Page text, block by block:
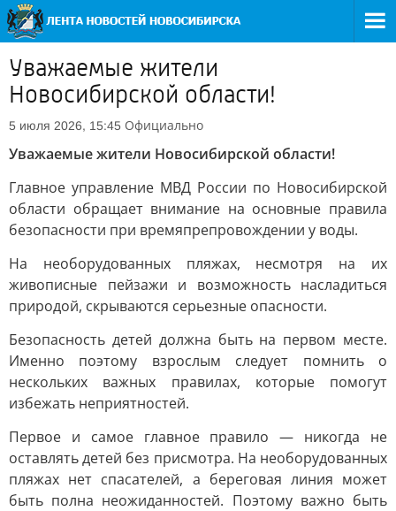
Уважаемые жители
Новосибирской области!
5 июля 2026, 15:45 Официально
Уважаемые жители Новосибирской области!
Главное управление МВД России по Новосибирской
области обращает внимание на основные правила
безопасности при времяпрепровождении у воды.
На необорудованных пляжах, несмотря на их
живописные пейзажи и возможность насладиться
природой, скрываются серьезные опасности.
Безопасность детей должна быть на первом месте.
Именно поэтому взрослым следует помнить о
нескольких важных правилах, которые помогут
избежать неприятностей.
Первое и самое главное правило — никогда не
оставлять детей без присмотра. На необорудованных
пляжах нет спасателей, а береговая линия может
быть полна неожиданностей. Поэтому важно быть